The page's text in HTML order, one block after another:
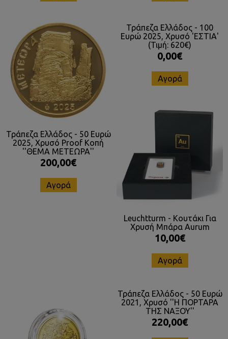
Τράπεζα Ελλάδος - 50 Ευρώ
2025, Χρυσό Proof Κοπή
''ΘΕΜΑ ΜΕΤΕΩΡΑ''
200,00€
Αγορά
Τράπεζα Ελλάδος - 100
Ευρώ 2025, Χρυσό 'ΕΣΤΙΑ'
(Τιμή: 620€)
0,00€
Αγορά
Leuchtturm - Κουτάκι Για
Χρυσή Μπάρα Aurum
10,00€
Αγορά
Τράπεζα Ελλάδος - 50 Ευρώ
2021, Χρυσό ''Η ΠΟΡΤΑΡΑ
ΤΗΣ ΝΑΞΟΥ''
220,00€